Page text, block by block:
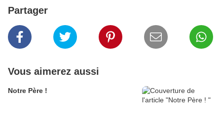
Partager
Vous aimerez aussi
Notre Père !